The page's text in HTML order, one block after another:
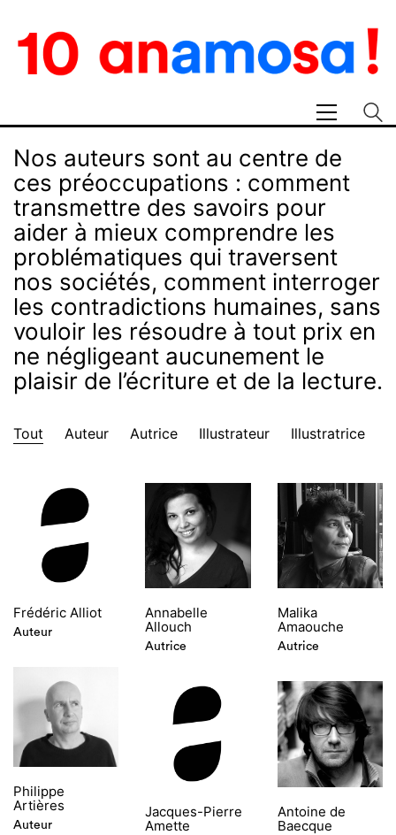
Nos auteurs sont au centre de
ces préoccupations : comment
transmettre des savoirs pour
aider à mieux comprendre les
problématiques qui traversent
nos sociétés, comment interroger
les contradictions humaines, sans
vouloir les résoudre à tout prix en
ne négligeant aucunement le
plaisir de l’écriture et de la lecture.
Tout Auteur Autrice Illustrateur Illustratrice
Frédéric Alliot
Auteur
Annabelle
Allouch
Autrice
Malika
Amaouche
Autrice
Philippe
Artières
Auteur
Jacques-Pierre
Amette
Antoine de
Baecque